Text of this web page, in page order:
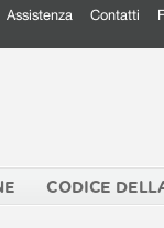
Assistenza Contatti
CODICE